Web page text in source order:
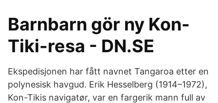
Barnbarn gör ny Kon-
Tiki-resa - DN.SE
Ekspedisjonen har fått navnet Tangaroa etter en
polynesisk havgud. Erik Hesselberg (1914–1972),
Kon-Tikis navigatør, var en fargerik mann full av